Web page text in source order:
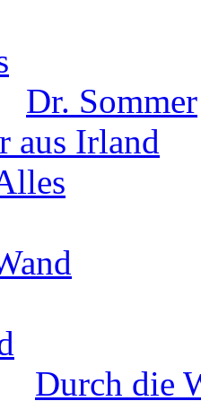
Dr. Sommer
aus Irland
Durch die